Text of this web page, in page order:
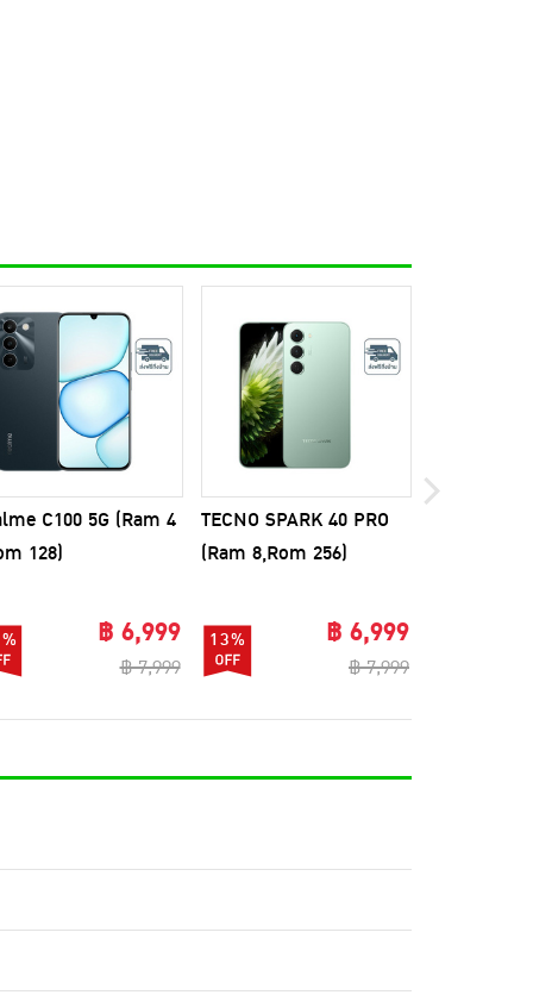
C100 5G (Ram 4
128)
฿ 6,999
฿ 7,999
TECNO SPARK 40 PRO
(Ram 8,Rom 256)
13% ฿ 6,999
฿ 7,999